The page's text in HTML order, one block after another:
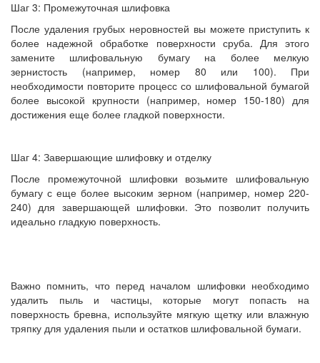
Шаг 3: Промежуточная шлифовка
После удаления грубых неровностей вы можете приступить к
более надежной обработке поверхности сруба. Для этого
замените шлифовальную бумагу на более мелкую
зернистость (например, номер 80 или 100). При
необходимости повторите процесс со шлифовальной бумагой
более высокой крупности (например, номер 150-180) для
достижения еще более гладкой поверхности.
Шаг 4: Завершающие шлифовку и отделку
После промежуточной шлифовки возьмите шлифовальную
бумагу с еще более высоким зерном (например, номер 220-
240) для завершающей шлифовки. Это позволит получить
идеально гладкую поверхность.
Важно помнить, что перед началом шлифовки необходимо
удалить пыль и частицы, которые могут попасть на
поверхность бревна, используйте мягкую щетку или влажную
тряпку для удаления пыли и остатков шлифовальной бумаги.